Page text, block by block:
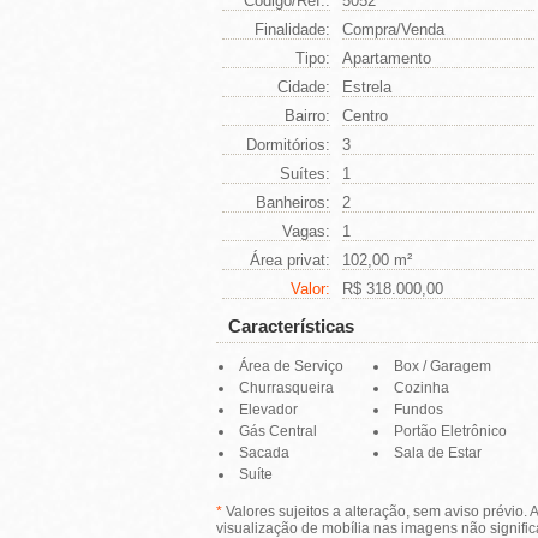
Finalidade:
Compra/Venda
Tipo:
Apartamento
Cidade:
Estrela
Bairro:
Centro
Dormitórios:
3
Suítes:
1
Banheiros:
2
Vagas:
1
Área privat:
102,00 m²
Valor:
R$ 318.000,00
Características
Área de Serviço
Box / Garagem
Churrasqueira
Cozinha
Elevador
Fundos
Gás Central
Portão Eletrônico
Sacada
Sala de Estar
Suíte
*Valores sujeitos a alteração, sem aviso prévio. A
visualização de mobília nas imagens não